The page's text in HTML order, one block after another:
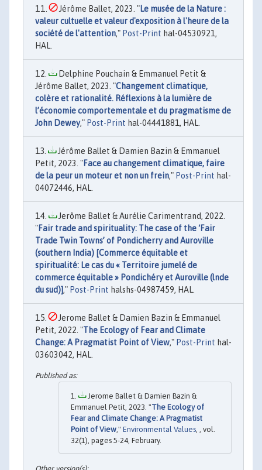
Jérôme Ballet, 2023. "Le musée de la Nature :
valeur cultuelle et valeur d'exposition à l'heure de la
société de l'attention," Post-Print hal-04530921,
HAL.
Delphine Pouchain & Emmanuel Petit &
Jérôme Ballet, 2023. "Changement climatique,
colère et rationalité. Réflexions à la lumière de
l’économie comportementale et du pragmatisme de
John Dewey," Post-Print hal-04441881, HAL.
Jérôme Ballet & Damien Bazin & Emmanuel
Petit, 2023. "Face au changement climatique, faire
de la peur un moteur et non un frein," Post-Print hal-
04072446, HAL.
Jerôme Ballet & Aurélie Carimentrand, 2022.
"Fair trade and spirituality: The case of the ‘Fair
Trade Twin Towns’ of Pondicherry and Auroville
(southern India) [Commerce équitable et
spiritualité: Le cas du « Territoire jumelé de
commerce équitable » Pondichéry et Auroville (lnde
du sud)]," Post-Print halshs-04987459, HAL.
Jerome Ballet & Damien Bazin & Emmanuel
Petit, 2022. "The Ecology of Fear and Climate
Change: A Pragmatist Point of View," Post-Print hal-
03603042, HAL.
Jerome Ballet & Damien Bazin &
Emmanuel Petit, 2023. "The Ecology of
Fear and Climate Change: A Pragmatist
Point of View," Environmental Values, , vol.
32(1), pages 5-24, February.